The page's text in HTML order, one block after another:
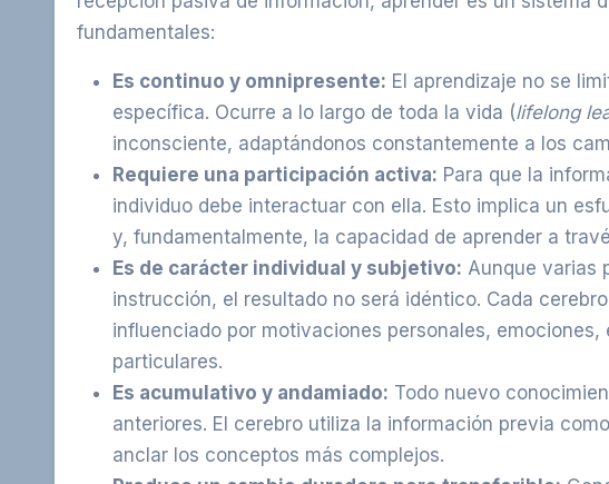
fundamentales:
Es continuo y omnipresente: El aprendizaje no se
específica. Ocurre a lo largo de toda la vida (lifelong
inconsciente, adaptándonos constantemente a los
Requiere una participación activa: Para que la
individuo debe interactuar con ella. Esto implica un
y, fundamentalmente, la capacidad de aprender a
Es de carácter individual y subjetivo: Aunque varias
instrucción, el resultado no será idéntico. Cada
influenciado por motivaciones personales,
particulares.
Es acumulativo y andamiado: Todo nuevo
anteriores. El cerebro utiliza la información previa
anclar los conceptos más complejos.